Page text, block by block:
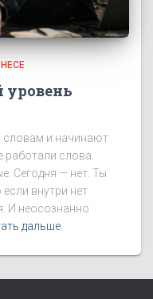
уровень
словам и начинают
слова.
Сегодня — нет. Ты
внутри нет
И неосознанно
дальше